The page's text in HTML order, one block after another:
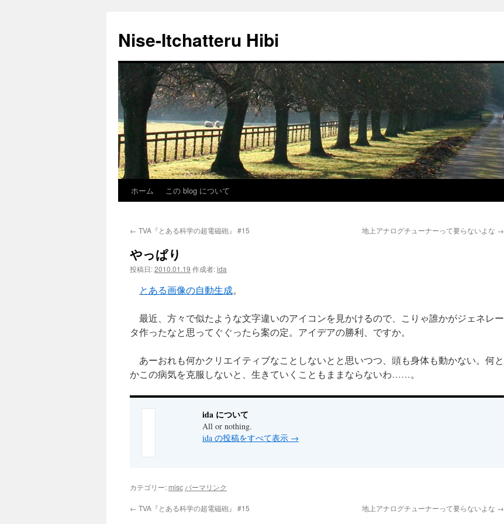
Nise-Itchatteru Hibi
ン
ホーム この blog について
← TVA『とある科学の超電磁砲』 #15 地上アナログチューナーって要らないよな →
やっぱり
投稿日:2010.01.19 作成者:ida
とある画像の自動生成。
最近、方々で似たような文字違いのアイコンを見かけるので、こりゃ誰かがジェネレー
タ作ったなと思ってぐぐったら案の定。アイデアの勝利、ですか。
あーおれも何かクリエイティブなことしないとと思いつつ、頭も身体も動かない。何と
かこの病気を克服しないと、生きていくこともままならないわ……。
ida について
All or nothing.
ida の投稿をすべて表示 →
カテゴリー: misc パーマリンク
← TVA『とある科学の超電磁砲』 #15 地上アナログチューナーって要らないよな →